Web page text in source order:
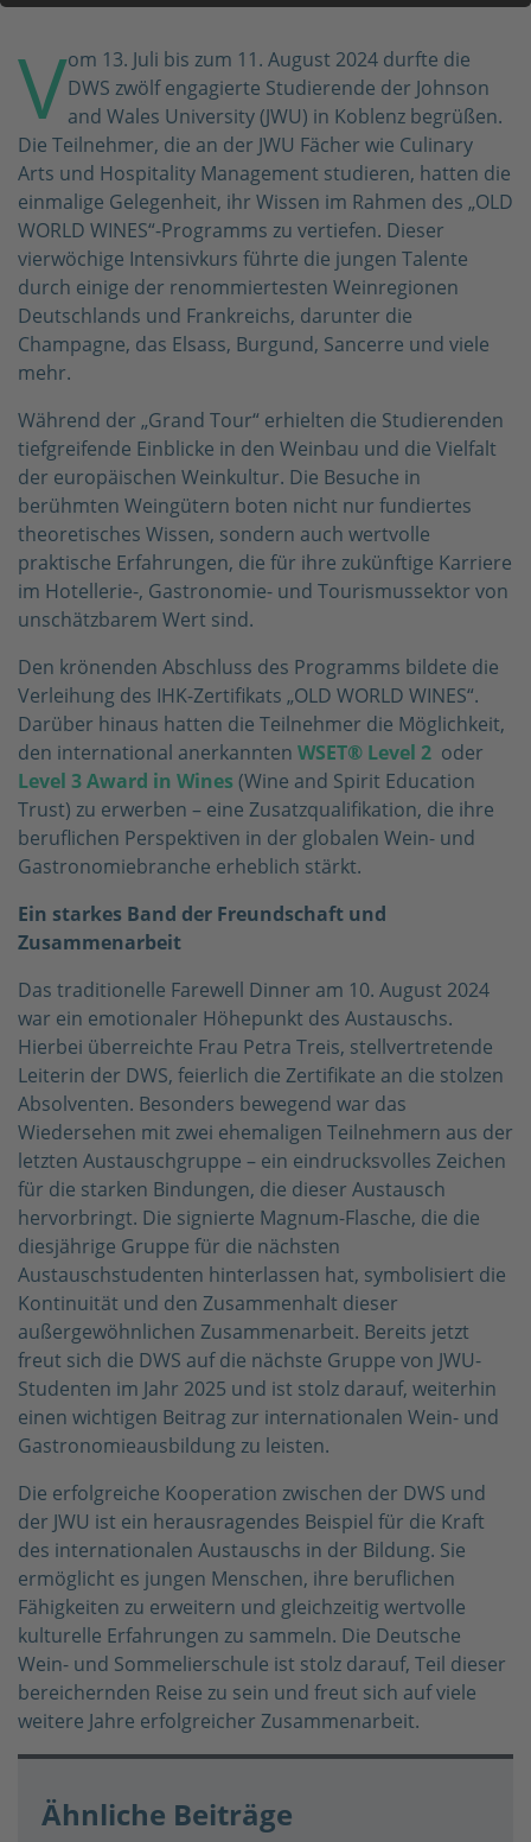
Vom 13. Juli bis zum 11. August 2024 durfte die
DWS zwölf engagierte Studierende der Johnson
and Wales University (JWU) in Koblenz begrüßen.
Die Teilnehmer, die an der JWU Fächer wie Culinary
Arts und Hospitality Management studieren, hatten die
einmalige Gelegenheit, ihr Wissen im Rahmen des „OLD
WORLD WINES“-Programms zu vertiefen. Dieser
vierwöchige Intensivkurs führte die jungen Talente
durch einige der renommiertesten Weinregionen
Deutschlands und Frankreichs, darunter die
Champagne, das Elsass, Burgund, Sancerre und viele
mehr.
Während der „Grand Tour“ erhielten die Studierenden
tiefgreifende Einblicke in den Weinbau und die Vielfalt
der europäischen Weinkultur. Die Besuche in
berühmten Weingütern boten nicht nur fundiertes
theoretisches Wissen, sondern auch wertvolle
praktische Erfahrungen, die für ihre zukünftige Karriere
im Hotellerie-, Gastronomie- und Tourismussektor von
unschätzbarem Wert sind.
Den krönenden Abschluss des Programms bildete die
Verleihung des IHK-Zertifikats „OLD WORLD WINES“.
Darüber hinaus hatten die Teilnehmer die Möglichkeit,
den international anerkannten WSET® Level 2 oder
Level 3 Award in Wines (Wine and Spirit Education
Trust) zu erwerben – eine Zusatzqualifikation, die ihre
beruflichen Perspektiven in der globalen Wein- und
Gastronomiebranche erheblich stärkt.
Ein starkes Band der Freundschaft und
Zusammenarbeit
Das traditionelle Farewell Dinner am 10. August 2024
war ein emotionaler Höhepunkt des Austauschs.
Hierbei überreichte Frau Petra Treis, stellvertretende
Leiterin der DWS, feierlich die Zertifikate an die stolzen
Absolventen. Besonders bewegend war das
Wiedersehen mit zwei ehemaligen Teilnehmern aus der
letzten Austauschgruppe – ein eindrucksvolles Zeichen
für die starken Bindungen, die dieser Austausch
hervorbringt. Die signierte Magnum-Flasche, die die
diesjährige Gruppe für die nächsten
Austauschstudenten hinterlassen hat, symbolisiert die
Kontinuität und den Zusammenhalt dieser
außergewöhnlichen Zusammenarbeit. Bereits jetzt
freut sich die DWS auf die nächste Gruppe von JWU-
Studenten im Jahr 2025 und ist stolz darauf, weiterhin
einen wichtigen Beitrag zur internationalen Wein- und
Gastronomieausbildung zu leisten.
Die erfolgreiche Kooperation zwischen der DWS und
der JWU ist ein herausragendes Beispiel für die Kraft
des internationalen Austauschs in der Bildung. Sie
ermöglicht es jungen Menschen, ihre beruflichen
Fähigkeiten zu erweitern und gleichzeitig wertvolle
kulturelle Erfahrungen zu sammeln. Die Deutsche
Wein- und Sommelierschule ist stolz darauf, Teil dieser
bereichernden Reise zu sein und freut sich auf viele
weitere Jahre erfolgreicher Zusammenarbeit.
Ähnliche Beiträge